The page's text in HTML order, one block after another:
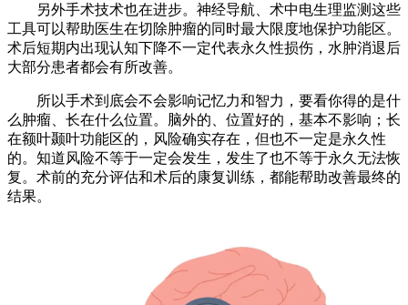
另外手术技术也在进步。神经导航、术中电生理监测这些
工具可以帮助医生在切除肿瘤的同时最大限度地保护功能区。
术后短期内出现认知下降不一定代表永久性损伤，水肿消退后
大部分患者都会有所改善。
所以手术到底会不会影响记忆力和智力，要看你得的是什
么肿瘤、长在什么位置。脑外的、位置好的，基本不影响；长
在额叶颞叶功能区的，风险确实存在，但也不一定是永久性
的。知道风险不等于一定会发生，发生了也不等于永久无法恢
复。术前的充分评估和术后的康复训练，都能帮助改善最终的
结果。